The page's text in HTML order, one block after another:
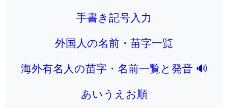
手書き記号入力
外国人の名前・苗字一覧
海外有名人の苗字・名前一覧と発音 🔊
あいうえお順